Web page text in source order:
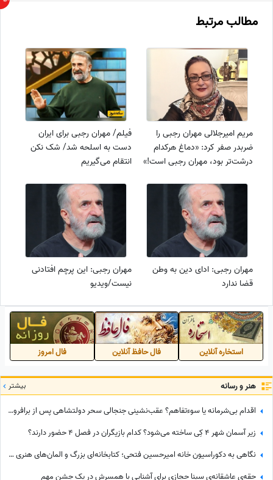
مطالب مرتبط
مریم امیرجلالی مهران رجبی را
ضربدر صفر کرد: «دماغ هرکدام
درشت‌تر بود، مهران رجبی است!»
فیلم/ مهران رجبی برای ایران
دست به اسلحه شد/ شک نکن
انتقام می‌گیریم
مهران رجبی: ادای دین به وطن
قضا ندارد
مهران رجبی: این پرچم افتادنی
نیست/ویدیو
استخاره آنلاین فال حافظ آنلاین فال امروز
هنر و رسانه بیشتر
اقدام بی‌شرمانه یا سوءتفاهم؟ عقب‌نشینی جنجالی سحر دولتشاهی پس از برافروخته شدن غضب عمومی در پی استوری «اذان»!
زیر آسمان شهر 4 کِی ساخته می‌شود؟ کدام بازیگران در فصل 4 حضور دارند؟
نگاهی به دکوراسیون خانه امیرحسین فتحی؛ کتابخانه‌ای بزرگ و المان‌های هنری که همه را غافلگیر کرد/ بیخود نیست بهش میگن آقازاده سینمای ایران
حقه‌ی عاشقانه‌ی سینا حجازی برای آشنایی با همسرش در یک جشنِ مهم